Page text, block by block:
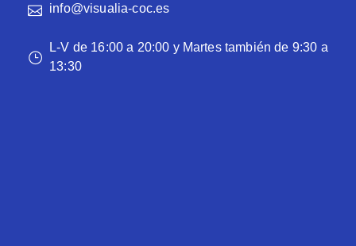
info@visualia-coc.es
L-V de 16:00 a 20:00 y Martes también de 9:30 a
13:30